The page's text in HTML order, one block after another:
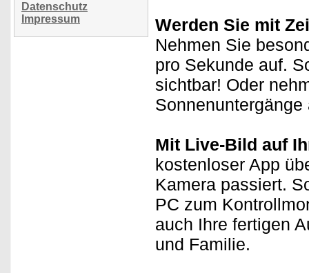
Datenschutz
Impressum
Werden Sie mit
Nehmen Sie
pro Sekunde auf.
sichtbar! Oder
Sonnenuntergänge
Mit Live-Bild auf
kostenloser App
Kamera passiert.
PC zum
auch Ihre fertigen
und Familie.